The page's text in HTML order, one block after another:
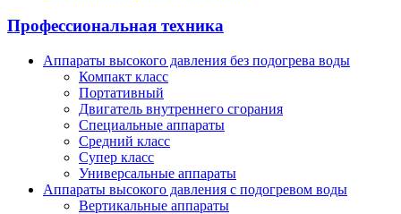
Профессиональная техника
Аппараты высокого давления без подогрева воды
Компакт класс
Портативный
Двигатель внутреннего сгорания
Специальные аппараты
Средний класс
Супер класс
Универсальные аппараты
Аппараты высокого давления с подогревом воды
Вертикальные аппараты